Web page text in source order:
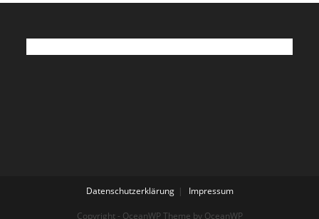
Datenschutzerklärung Impressum
Copyright - OceanWP Theme by OceanWP